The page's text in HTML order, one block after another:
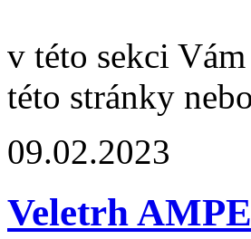
v této sekci
této stránky
09.02.2023
Veletrh